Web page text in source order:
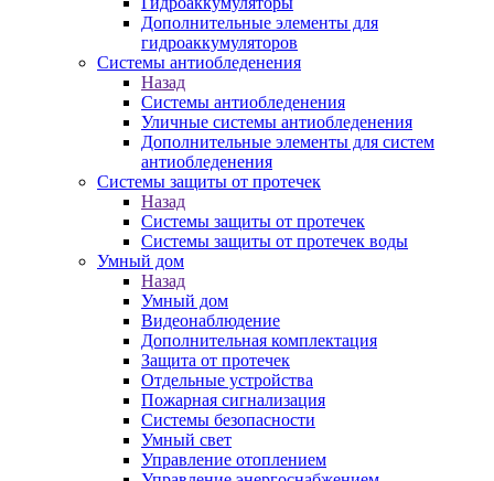
Дополнительные элементы для
гидроаккумуляторов
Системы антиобледенения
Назад
Системы антиобледенения
Уличные системы антиобледенения
Дополнительные элементы для систем
антиобледенения
Системы защиты от протечек
Назад
Системы защиты от протечек
Системы защиты от протечек воды
Умный дом
Назад
Умный дом
Видеонаблюдение
Дополнительная комплектация
Защита от протечек
Отдельные устройства
Пожарная сигнализация
Системы безопасности
Умный свет
Управление отоплением